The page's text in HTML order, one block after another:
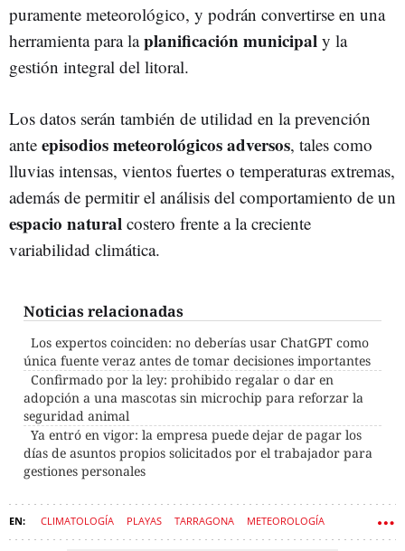
puramente meteorológico, y podrán convertirse en una
herramienta para laplanificación municipal y la
gestión integral del litoral.
Los datos serán también de utilidad en la prevención
ante episodios meteorológicos adversos, tales como
lluvias intensas, vientos fuertes o temperaturas extremas,
además de permitir el análisis del comportamiento de un
espacio natural costero frente a la creciente
variabilidad climática.
Noticias relacionadas
Los expertos coinciden: no deberías usar ChatGPT como
única fuente veraz antes de tomar decisiones importantes
Confirmado por la ley: prohibido regalar o dar en
adopción a una mascotas sin microchip para reforzar la
seguridad animal
Ya entró en vigor: la empresa puede dejar de pagar los
días de asuntos propios solicitados por el trabajador para
gestiones personales
CLIMATOLOGÍA PLAYAS TARRAGONA METEOROLOGÍA